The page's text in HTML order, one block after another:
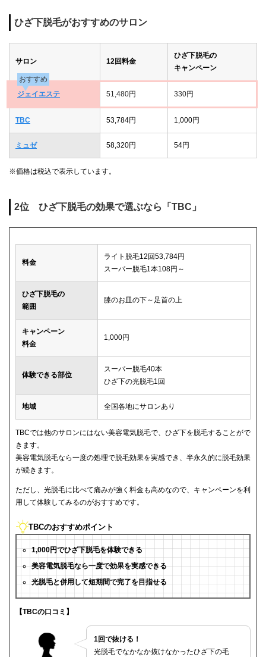
ひざ下脱毛がおすすめのサロン
サロン 12回料金
ひざ下脱毛の
キャンペーン
おすすめ
ジェイエステ
51,480円 330円
TBC 53,784円 1,000円
ミュゼ 58,320円 54円
※価格は税込で表示しています。
2位 ひざ下脱毛の効果で選ぶなら「TBC」
料金
ライト脱毛12回53,784円
スーパー脱毛1本108円～
ひざ下脱毛の
範囲
膝のお皿の下～足首の上
キャンペーン
料金
1,000円
体験できる部位
スーパー脱毛40本
ひざ下の光脱毛1回
地域 全国各地にサロンあり
TBCでは他のサロンにはない美容電気脱毛で、ひざ下を脱毛することがで
きます。
美容電気脱毛なら一度の処理で脱毛効果を実感でき、半永久的に脱毛効果
が続きます。
ただし、光脱毛に比べて痛みが強く料金も高めなので、キャンペーンを利
用して体験してみるのがおすすめです。
TBCのおすすめポイント
1,000円でひざ下脱毛を体験できる
美容電気脱毛なら一度で効果を実感できる
光脱毛と併用して短期間で完了を目指せる
【TBCの口コミ】
1回で抜ける！
光脱毛でなかなか抜けなかったひざ下の毛